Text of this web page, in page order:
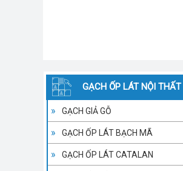
GẠCH ỐP LÁT NỘI THẤT
GẠCH GIẢ GỖ
GẠCH ỐP LÁT BẠCH MÃ
GẠCH ỐP LÁT CATALAN